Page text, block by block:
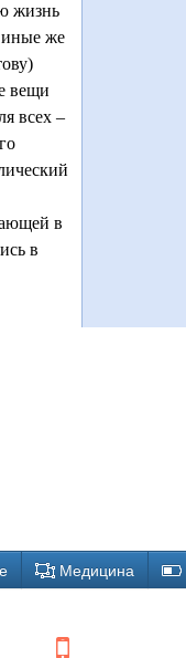
жизнь
иные же
вещи
всех –
в
в
Медицина